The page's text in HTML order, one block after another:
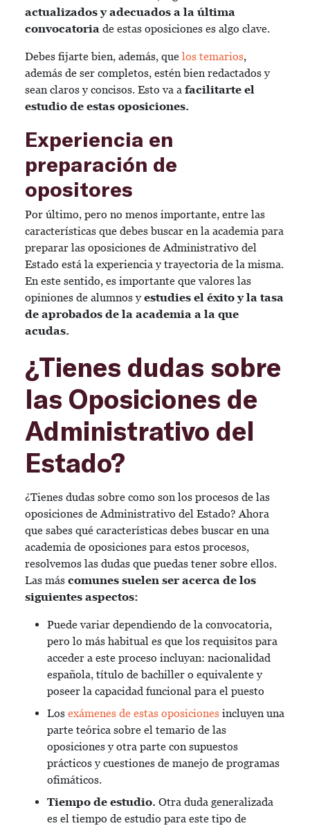
actualizados y adecuados a la última
convocatoria de estas oposiciones es algo clave.
Debes fijarte bien, además, que los temarios,
además de ser completos, estén bien redactados y
sean claros y concisos. Esto va a facilitarte el
estudio de estas oposiciones.
Experiencia en
preparación de
opositores
Por último, pero no menos importante, entre las
características que debes buscar en la academia para
preparar las oposiciones de Administrativo del
Estado está la experiencia y trayectoria de la misma.
En este sentido, es importante que valores las
opiniones de alumnos y estudies el éxito y la tasa
de aprobados de la academia a la que
acudas.
¿Tienes dudas sobre
las Oposiciones de
Administrativo del
Estado?
¿Tienes dudas sobre como son los procesos de las
oposiciones de Administrativo del Estado? Ahora
que sabes qué características debes buscar en una
academia de oposiciones para estos procesos,
resolvemos las dudas que puedas tener sobre ellos.
Las más comunes suelen ser acerca de los
siguientes aspectos:
Puede variar dependiendo de la convocatoria,
pero lo más habitual es que los requisitos para
acceder a este proceso incluyan: nacionalidad
española, título de bachiller o equivalente y
poseer la capacidad funcional para el puesto
Los exámenes de estas oposiciones incluyen una
parte teórica sobre el temario de las
oposiciones y otra parte con supuestos
prácticos y cuestiones de manejo de programas
ofimáticos.
Tiempo de estudio. Otra duda generalizada
es el tiempo de estudio para este tipo de